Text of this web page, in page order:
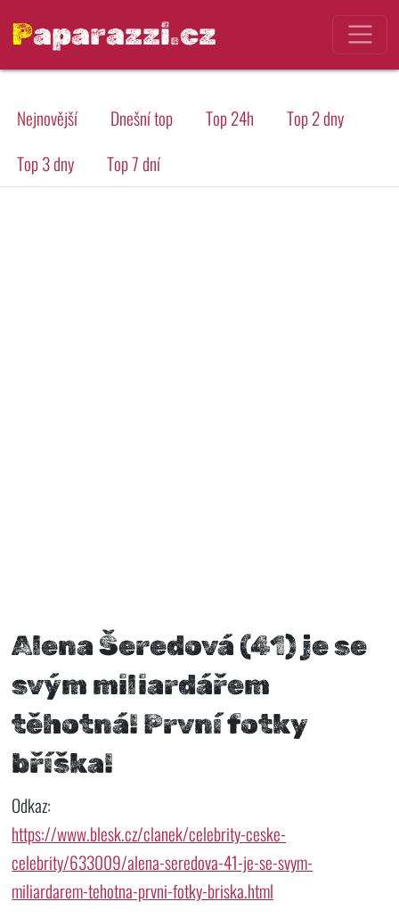
Paparazzi.cz
Nejnovější Dnešní top Top 24h
Top 2 dny
Top 3 dny
Top 7 dní
Alena Šeredová (41) je se
svým miliardářem
těhotná! První fotky
bříška!
Odkaz:
https://www.blesk.cz/clanek/celebrity-ceske-
celebrity/633009/alena-seredova-41-je-se-svym-
miliardarem-tehotna-prvni-fotky-briska.html